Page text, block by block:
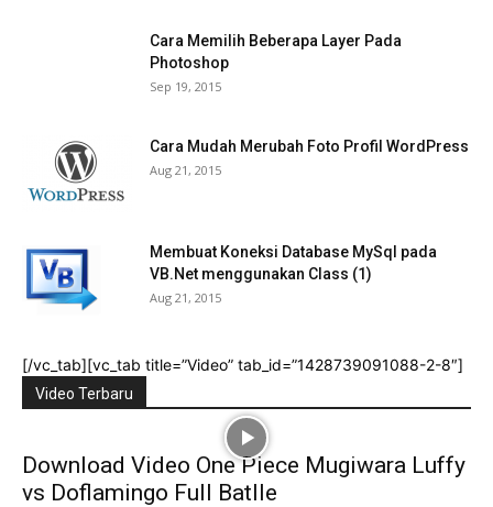
Cara Memilih Beberapa Layer Pada
Photoshop
Sep 19, 2015
Cara Mudah Merubah Foto Profil WordPress
Aug 21, 2015
Membuat Koneksi Database MySql pada
VB.Net menggunakan Class (1)
Aug 21, 2015
[/vc_tab][vc_tab title=”Video” tab_id=”1428739091088-2-8″]
Video Terbaru
Download Video One Piece Mugiwara Luffy
vs Doflamingo Full Batlle